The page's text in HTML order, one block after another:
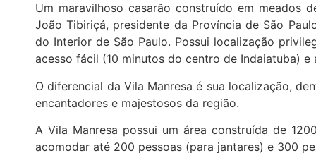
Um maravilhoso casarão construído em meados
João Tibiriçá, presidente da Província de São
do Interior de São Paulo. Possui localização
acesso fácil (10 minutos do centro de Indaiatuba) e
O diferencial da Vila Manresa é sua localização,
encantadores e majestosos da região.
A Vila Manresa possui um área construída de
acomodar até 200 pessoas (para jantares) e 300